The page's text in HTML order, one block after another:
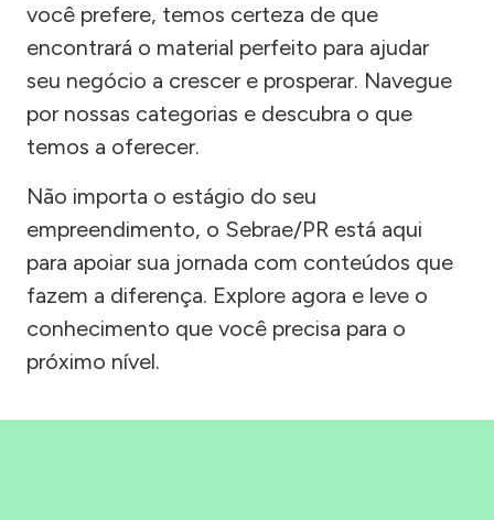
você prefere, temos certeza de que
encontrará o material perfeito para ajudar
seu negócio a crescer e prosperar. Navegue
por nossas categorias e descubra o que
temos a oferecer.
Não importa o estágio do seu
empreendimento, o Sebrae/PR está aqui
para apoiar sua jornada com conteúdos que
fazem a diferença. Explore agora e leve o
conhecimento que você precisa para o
próximo nível.